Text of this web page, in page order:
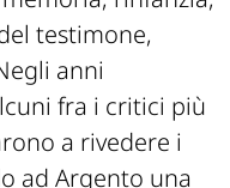
testimone,
anni
fra i critici più
a rivedere i
ad Argento una